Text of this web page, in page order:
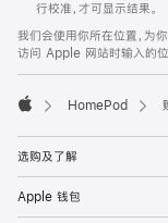
行校准，才可显示结果。
我们会使用你所在位置，为
访问 Apple 网站时输入的位
HomePod
选购及了解
Apple 钱包